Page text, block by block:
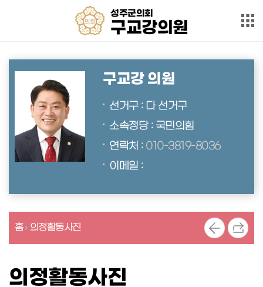
본문으로 바로가기
메인메뉴 바로가기
회
구
교
강
의
원
의
동
발
회
의
정
질
성주군의회
구교강의원
구교강 의원
선거구 : 다 선거구
소속정당 : 국민의힘
연락처 : 010-3819-8036
이메일 :
홈 의정활동사진
의정활동사진